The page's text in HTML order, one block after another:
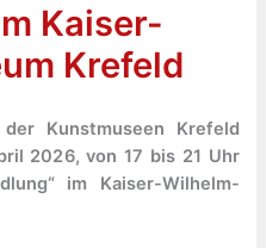
Kaiser-
Krefeld
Kunstmuseen Krefeld
2026, von 17 bis 21 Uhr
im Kaiser-Wilhelm-